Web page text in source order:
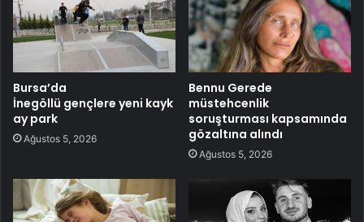
Bursa’da
İnegöllü gençlere yeni kayk
ay park
Ağustos 5, 2026
Bennu Gerede
müstehcenlik
soruşturması kapsamında
gözaltına alındı
Ağustos 5, 2026